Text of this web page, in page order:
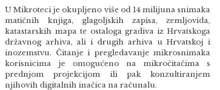
U Mikroteci je okupljeno više od 14 milijuna snimaka
matičnih knjiga, glagoljskih zapisa, zemljovida,
katastarskih mapa te ostaloga gradiva iz Hrvatskoga
državnog arhiva, ali i drugih arhiva u Hrvatskoj i
inozemstvu. Čitanje i pregledavanje mikrosnimaka
korisnicima je omogućeno na mikročitačima s
prednjom projekcijom ili pak konzultiranjem
njihovih digitalnih inačica na računalu.